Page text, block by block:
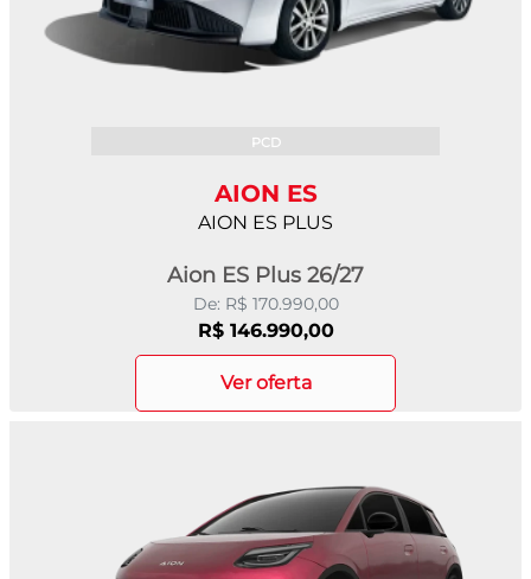
AION ES
AION ES PLUS
Aion ES Plus 26/27
PCD
De: R$ 170.990,00
R$ 146.990,00
ver oferta